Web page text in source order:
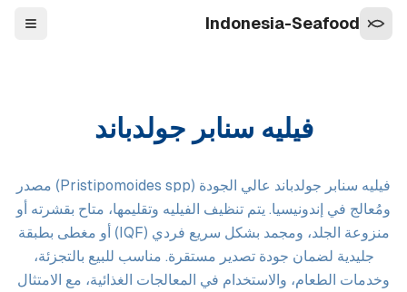
Indonesia-Seafood التنقل
فيليه سنابر جولدباند
فيليه سنابر جولدباند عالي الجودة (Pristipomoides spp) مصدر
ومُعالج في إندونيسيا. يتم تنظيف الفيليه وتقليمها، متاح بقشرته أو
منزوعة الجلد، ومجمد بشكل سريع فردي (IQF) أو مغطى بطبقة
جليدية لضمان جودة تصدير مستقرة. مناسب للبيع بالتجزئة،
وخدمات الطعام، والاستخدام في المعالجات الغذائية، مع الامتثال